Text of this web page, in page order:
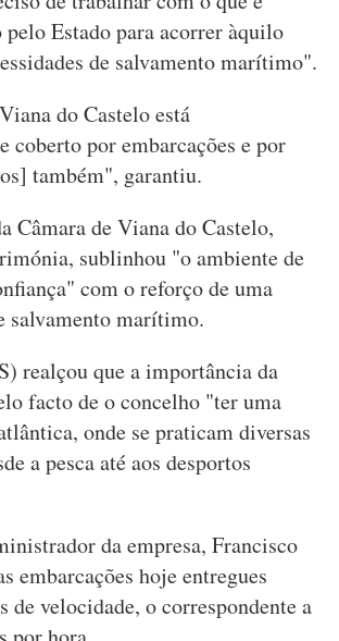
Estado para acorrer àquilo
de salvamento marítimo".
do Castelo está
coberto por embarcações e por
também", garantiu.
Câmara de Viana do Castelo,
sublinhou "o ambiente de
com o reforço de uma
salvamento marítimo.
realçou que a importância da
facto de o concelho "ter uma
onde se praticam diversas
a pesca até aos desportos
da empresa, Francisco
embarcações hoje entregues
de velocidade, o correspondente a